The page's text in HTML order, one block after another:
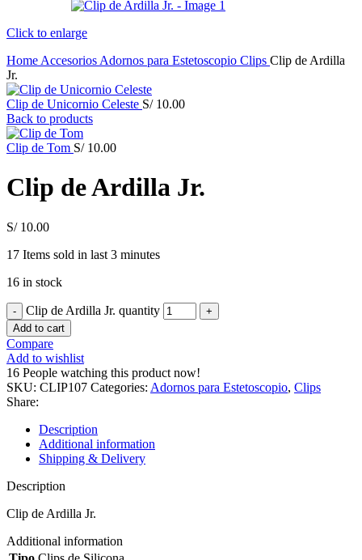
Click to enlarge
Home Accesorios Adornos para Estetoscopio Clips Clip de Ardilla
Jr.
Clip de Unicornio Celeste S/10.00
Back to products
Clip de Tom S/10.00
Clip de Ardilla Jr.
S/10.00
17 Items sold in last 3 minutes
16 in stock
Clip de Ardilla Jr. quantity
Add to cart
Compare
Add to wishlist
16 People watching this product now!
SKU: CLIP107 Categories: Adornos para Estetoscopio, Clips
Share:
Description
Additional information
Shipping & Delivery
Description
Clip de Ardilla Jr.
Additional information